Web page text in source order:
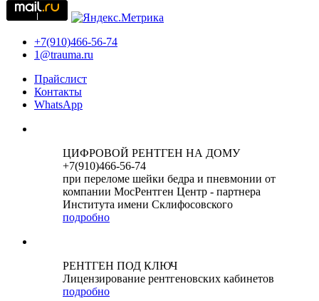
+7(910)466-56-74
1@trauma.ru
Прайслист
Контакты
WhatsApp
ЦИФРОВОЙ РЕНТГЕН НА ДОМУ
+7(910)466-56-74
при переломе шейки бедра и пневмонии от
компании МосРентген Центр - партнера
Института имени Склифосовского
подробно
РЕНТГЕН ПОД КЛЮЧ
Лицензирование рентгеновских кабинетов
подробно